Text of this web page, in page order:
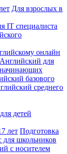
Для взрослых в
IT специалиста
онлайн
Английский для
начинающих
базового
среднего
детей
лет Подготовка
для школьников
с носителем